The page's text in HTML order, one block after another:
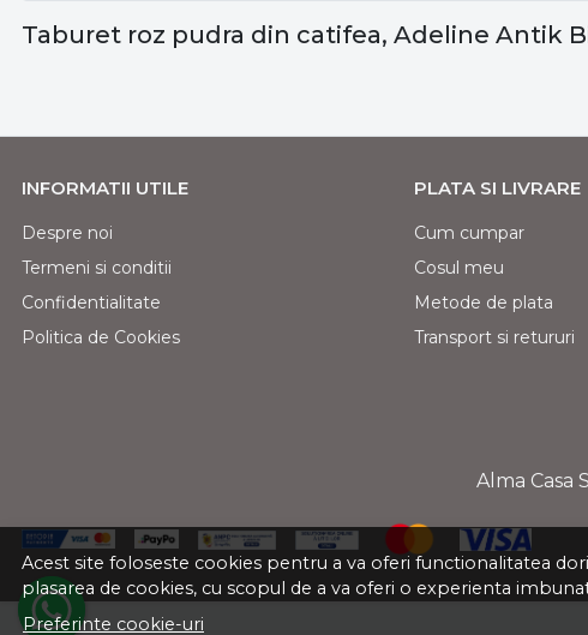
Taburet roz pudra din catifea, Adeline Antik
Acest site foloseste cookies pentru a va oferi functionalitatea
plasarea de cookies, cu scopul de a va oferi o experienta
Preferinte cookie-uri
INFORMATII UTILE
Despre noi
Termeni si conditii
Confidentialitate
Politica de Cookies
PLATA SI LIVRARE
Cum cumpar
Cosul meu
Metode de plata
Transport si retururi
Alma Casa